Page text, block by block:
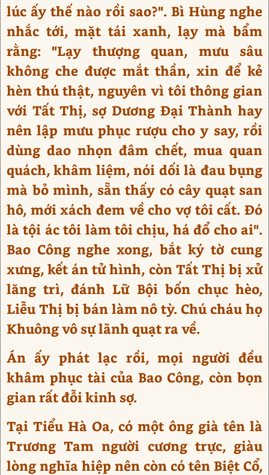
lúc ấy thế nào rồi sao?". Bì Hùng nghe
nhắc tới, mặt tái xanh, lạy mà bẩm
rằng: "Lạy thượng quan, mưu sâu
không che được mắt thần, xin để kẻ
hèn thú thật, nguyên vì tôi thông gian
với Tất Thị, sợ Dương Đại Thành hay
nên lập mưu phục rượu cho y say, rồi
dùng dao nhọn đâm chết, mua quan
quách, khâm liệm, nói dối là đau bụng
mà bỏ mình, sẵn thấy có cây quạt san
hô, mới xách đem về cho vợ tôi cất. Đó
là tội ác tôi làm tôi chịu, há đổ cho ai".
Bao Công nghe xong, bắt ký tờ cung
xưng, kết án tử hình, còn Tất Thị bị xử
lăng trì, đánh Lữ Bội bốn chục hèo,
Liễu Thị bị bán làm nô tỳ. Chú cháu họ
Khuông vô sự lãnh quạt ra về.
Án ấy phát lạc rồi, mọi người đều
khâm phục tài của Bao Công, còn bọn
gian rất đỗi kinh sợ.
Tại Tiểu Hà Oa, có một ông già tên là
Trương Tam người cương trực, giàu
lòng nghĩa hiệp nên còn có tên Biệt Cổ,